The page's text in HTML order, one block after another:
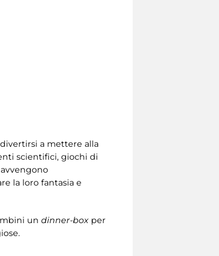
a mettere alla
scientifici, giochi di
la loro fantasia e
un dinner-box per